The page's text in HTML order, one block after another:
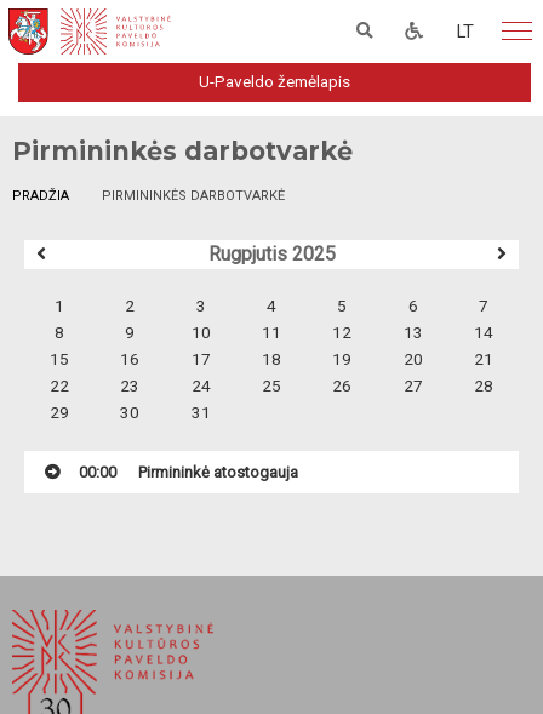
LT
U-Paveldo žemėlapis
Pirmininkės darbotvarkė
PRADŽIA PIRMININKĖS DARBOTVARKĖ
Rugpjutis 2025
1 2 3 4 5 6
7
8
9 10 11 12 13
14
15
16 17 18 19 20
21
22
23 24 25 26 27
28
29
30 31
00:00 Pirmininkė atostogauja